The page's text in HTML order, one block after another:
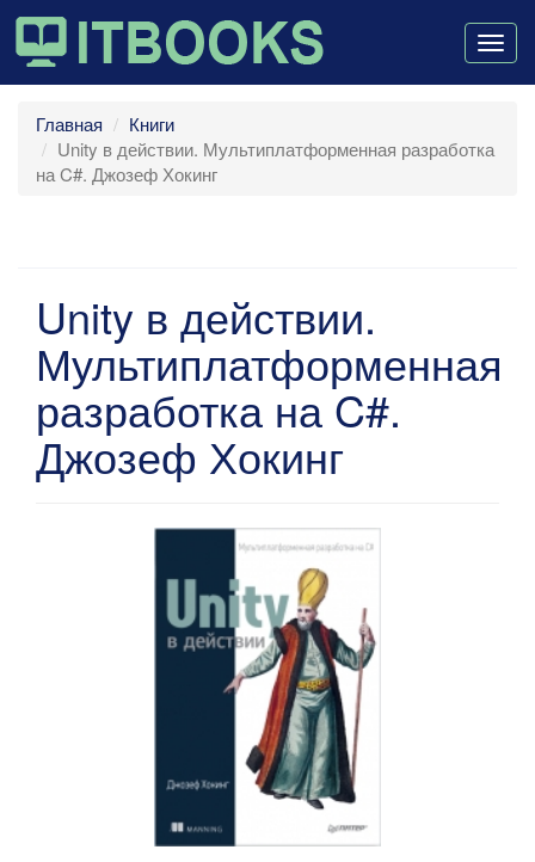
Главная
Книги
Unity в действии. Мультиплатформенная разработка
на C#. Джозеф Хокинг
Unity в действии.
Мультиплатформенная
разработка на C#.
Джозеф Хокинг